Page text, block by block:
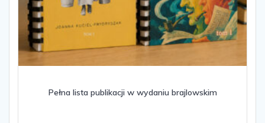
Pełna lista publikacji w wydaniu brajlowskim